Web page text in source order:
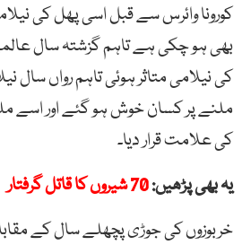
بھی ہو چکی ہے تاہم گزشتہ سال
کی نیلامی متاثر ہوئی تاہم رواں سال
ملنے پر کسان خوش ہو گئے اور اسے
کی علامت قرار دیا۔
یہ بھی پڑھیں:70 شیروں کا قاتل گرفتار
خربوزوں کی جوڑی پچھلے سال کے